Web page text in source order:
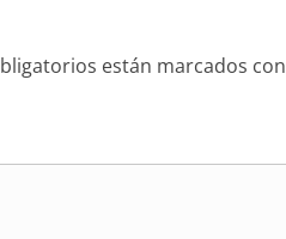
están marcados con